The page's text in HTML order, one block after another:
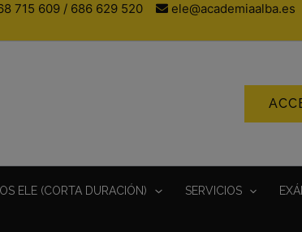
715 609 / 686 629 520 ele@academiaalba.es
ELE (CORTA DURACIÓN) SERVICIOS